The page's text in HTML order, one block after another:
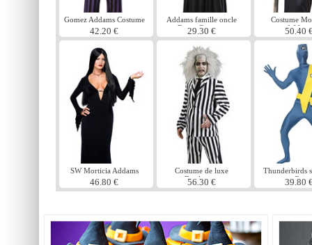
Gomez Addams Costume
42.20 €
Addams famille oncle
Fester Costume
29.30 €
Costume
Addams
50.40
SW Morticia Addams
46.80 €
Costume de luxe
Beetlejuice
56.30 €
Thunderbirds
peau
39.80